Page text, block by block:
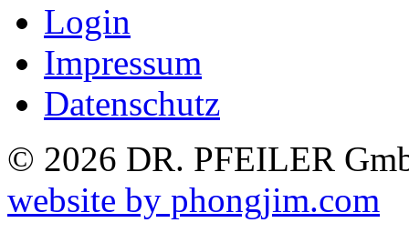
Login
Impressum
Datenschutz
© 2026 DR. PFEILER
website by phongjim.com